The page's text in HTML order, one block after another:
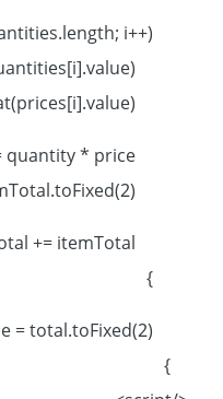
}
}